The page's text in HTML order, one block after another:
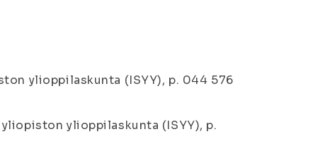
ylioppilaskunta (ISYY), p. 044 576
ylioppilaskunta (ISYY), p.